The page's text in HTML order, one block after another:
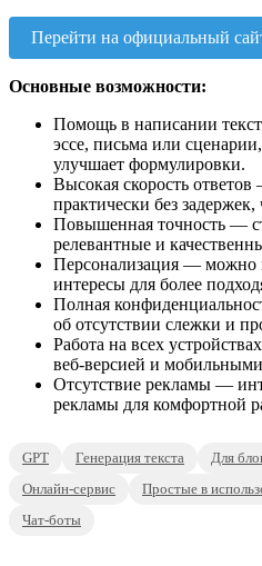
Перейти на официальный
Основные возможности:
Помощь в написании
эссе, письма или
улучшает формулировки.
Высокая скорость
практически без
Повышенная точность —
релевантные и
Персонализация — можно
интересы для более
Полная
об отсутствии слежки и
Работа на всех
веб-версией и
Отсутствие рекламы —
рекламы для комфортной
GPT Генерация текста Для
Онлайн-сервис
Простые в
Чат-боты